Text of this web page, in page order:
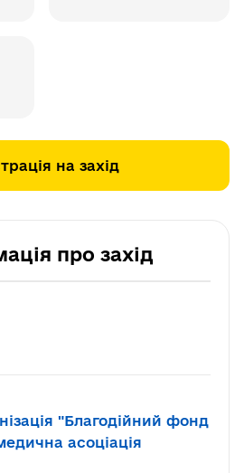
на захід
про захід
"Благодійний фонд
асоціація